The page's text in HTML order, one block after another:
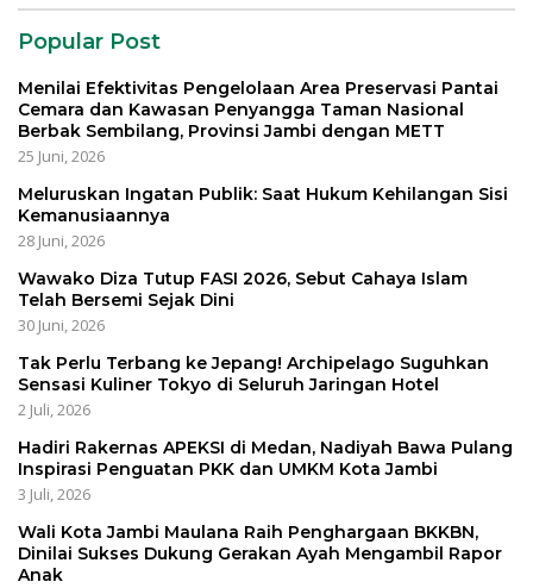
Popular Post
Menilai Efektivitas Pengelolaan Area Preservasi Pantai
Cemara dan Kawasan Penyangga Taman Nasional
Berbak Sembilang, Provinsi Jambi dengan METT
25 Juni, 2026
Meluruskan Ingatan Publik: Saat Hukum Kehilangan Sisi
Kemanusiaannya
28 Juni, 2026
Wawako Diza Tutup FASI 2026, Sebut Cahaya Islam
Telah Bersemi Sejak Dini
30 Juni, 2026
Tak Perlu Terbang ke Jepang! Archipelago Suguhkan
Sensasi Kuliner Tokyo di Seluruh Jaringan Hotel
2 Juli, 2026
Hadiri Rakernas APEKSI di Medan, Nadiyah Bawa Pulang
Inspirasi Penguatan PKK dan UMKM Kota Jambi
3 Juli, 2026
Wali Kota Jambi Maulana Raih Penghargaan BKKBN,
Dinilai Sukses Dukung Gerakan Ayah Mengambil Rapor
Anak